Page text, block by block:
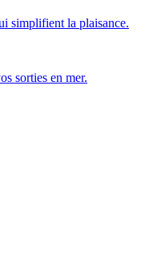
simplifient la plaisance.
sorties en mer.